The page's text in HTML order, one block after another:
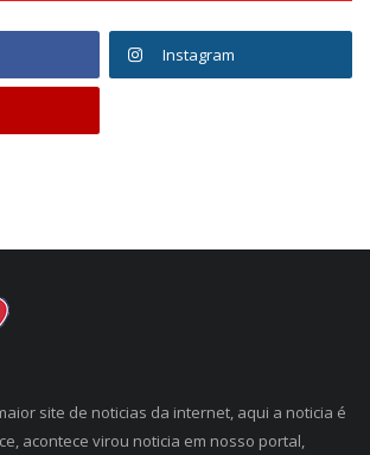
Instagram
site de noticias da internet, aqui a noticia é
acontece virou noticia em nosso portal,